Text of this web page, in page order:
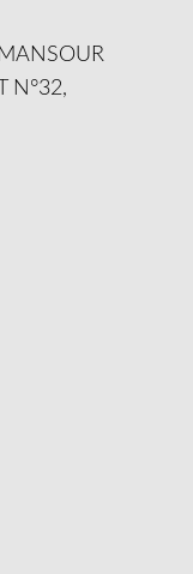
N°32,